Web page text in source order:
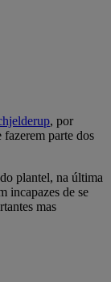
, por
parte dos
plantel, na última
incapazes de se
mas